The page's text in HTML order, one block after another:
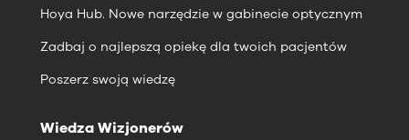
Hoya Hub. Nowe narzędzie w gabinecie optycznym
Zadbaj o najlepszą opiekę dla twoich pacjentów
Poszerz swoją wiedzę
Wiedza Wizjonerów